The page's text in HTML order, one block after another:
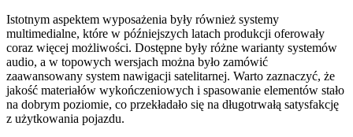
Istotnym aspektem wyposażenia były również systemy
multimedialne, które w późniejszych latach produkcji oferowały
coraz więcej możliwości. Dostępne były różne warianty systemów
audio, a w topowych wersjach można było zamówić
zaawansowany system nawigacji satelitarnej. Warto zaznaczyć, że
jakość materiałów wykończeniowych i spasowanie elementów stało
na dobrym poziomie, co przekładało się na długotrwałą satysfakcję
z użytkowania pojazdu.